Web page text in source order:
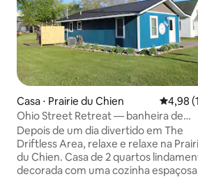
Casa ⋅ Prairie du Chien 4,98 de
4,98
Ohio Street Retreat — banheira de
hidromassagem, cadeira de
piscina
Depois de um dia divertido em The
Driftless Area, relaxe e relaxe na
du Chien. Casa de 2 quartos
decorada com uma cozinha